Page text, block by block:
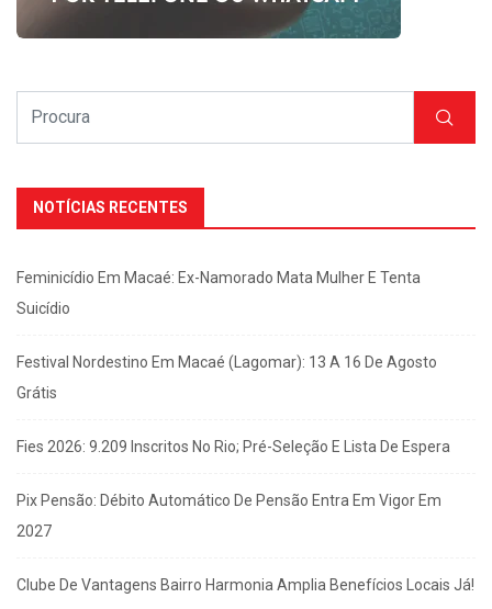
NOTÍCIAS RECENTES
Feminicídio Em Macaé: Ex-Namorado Mata Mulher E Tenta
Suicídio
Festival Nordestino Em Macaé (Lagomar): 13 A 16 De Agosto
Grátis
Fies 2026: 9.209 Inscritos No Rio; Pré-Seleção E Lista De Espera
Pix Pensão: Débito Automático De Pensão Entra Em Vigor Em
2027
Clube De Vantagens Bairro Harmonia Amplia Benefícios Locais Já!